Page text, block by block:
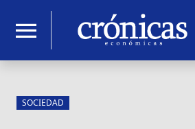
menu
SOCIEDAD